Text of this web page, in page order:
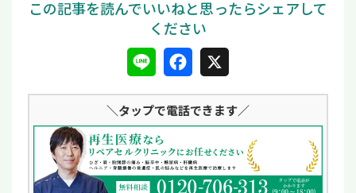
L
n
e
F
c
e
b
X
＼タップで電話できます／